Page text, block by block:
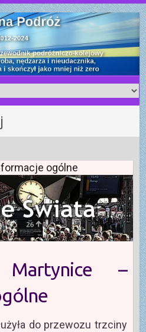
ogólne
–
do przewozu trzciny